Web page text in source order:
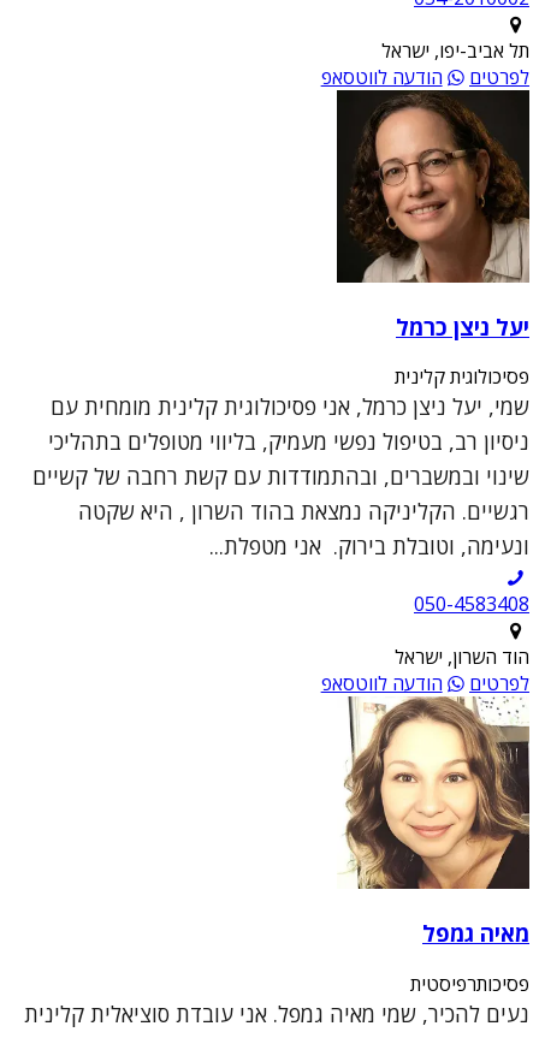
תל אביב-יפו, ישראל
לפרטים
הודעה לווטסאפ
יעל ניצן כרמל
פסיכולוגית קלינית
שמי, יעל ניצן כרמל, אני פסיכולוגית קלינית מומחית עם
ניסיון רב, בטיפול נפשי מעמיק, בליווי מטופלים בתהליכי
שינוי ובמשברים, ובהתמודדות עם קשת רחבה של קשיים
רגשיים. הקליניקה נמצאת בהוד השרון , היא שקטה
ונעימה, וטובלת בירוק. אני מטפלת...
050-4583408
הוד השרון, ישראל
לפרטים
הודעה לווטסאפ
מאיה גמפל
פסיכותרפיסטית
נעים להכיר, שמי מאיה גמפל. אני עובדת סוציאלית קלינית